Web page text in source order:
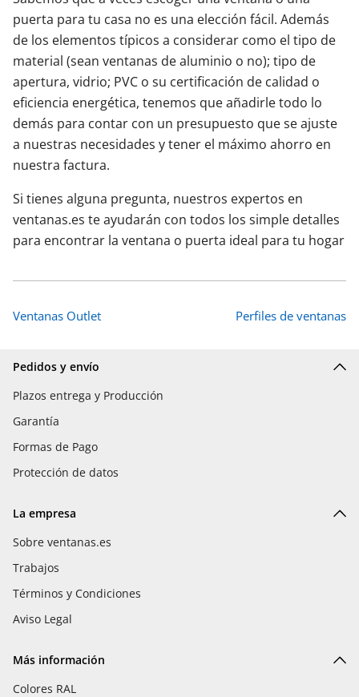
puerta para tu casa no es una elección fácil. Además
de los elementos típicos a considerar como el tipo de
material (sean ventanas de aluminio o no); tipo de
apertura, vidrio; PVC o su certificación de calidad o
eficiencia energética, tenemos que añadirle todo lo
demás para contar con un presupuesto que se ajuste
a nuestras necesidades y tener el máximo ahorro en
nuestra factura.
Si tienes alguna pregunta, nuestros expertos en
ventanas.es te ayudarán con todos los simple detalles
para encontrar la ventana o puerta ideal para tu hogar
Ventanas Outlet Perfiles de ventanas
Pedidos y envío
Plazos entrega y Producción
Garantía
Formas de Pago
Protección de datos
La empresa
Sobre ventanas.es
Trabajos
Términos y Condiciones
Aviso Legal
Más información
Colores RAL